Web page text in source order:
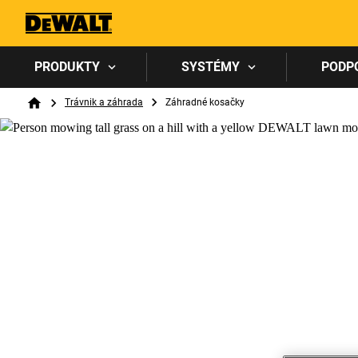
PRODUKTY SYSTÉMY
Breadcrumb
HomeTrávnik a záhrada Záhradné kosačky